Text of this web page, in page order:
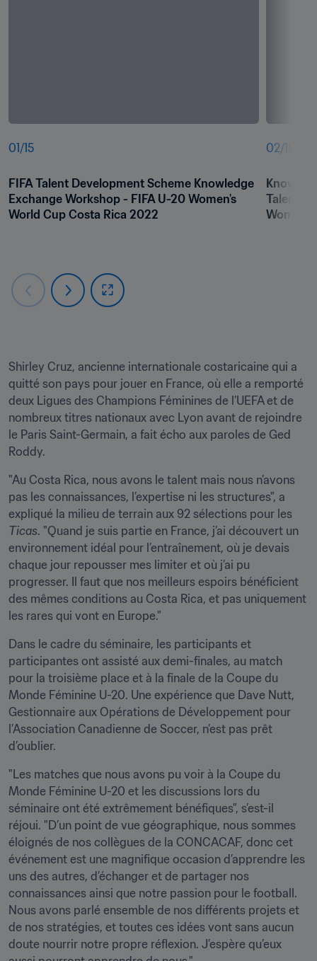
01 /15
FIFA Talent Development Scheme Knowledge
Exchange Workshop - FIFA U-20 Women's
World Cup Costa Rica 2022
02/15
Talent
Shirley Cruz, ancienne internationale costaricaine qui a
quitté son pays pour jouer en France, où elle a remporté
deux Ligues des Champions Féminines de l’UEFA et de
nombreux titres nationaux avec Lyon avant de rejoindre
le Paris Saint-Germain, a fait écho aux paroles de Ged
Roddy.
"Au Costa Rica, nous avons le talent mais nous n’avons
pas les connaissances, l’expertise ni les structures", a
Ticas. "Quand je suis partie en France, j’ai découvert un
environnement idéal pour l’entraînement, où je devais
chaque jour repousser mes limiter et où j’ai pu
progresser. Il faut que nos meilleurs espoirs bénéficient
des mêmes conditions au Costa Rica, et pas uniquement
les rares qui vont en Europe."
Dans le cadre du séminaire, les participants et
participantes ont assisté aux demi-finales, au match
pour la troisième place et à la finale de la Coupe du
Monde Féminine U-20. Une expérience que Dave Nutt,
Gestionnaire aux Opérations de Développement pour
l’Association Canadienne de Soccer, n’est pas prêt
d’oublier.
"Les matches que nous avons pu voir à la Coupe du
Monde Féminine U-20 et les discussions lors du
séminaire ont été extrêmement bénéfiques", s’est-il
réjoui. "D’un point de vue géographique, nous sommes
éloignés de nos collègues de la CONCACAF, donc cet
événement est une magnifique occasion d’apprendre les
uns des autres, d’échanger et de partager nos
connaissances ainsi que notre passion pour le football.
Nous avons parlé ensemble de nos différents projets et
de nos stratégies, et toutes ces idées vont sans aucun
doute nourrir notre propre réflexion. J’espère qu’eux